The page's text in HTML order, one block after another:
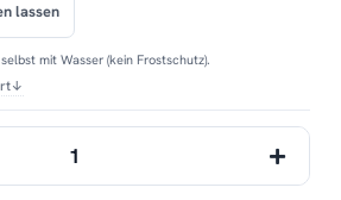
lassen
mit Wasser (kein Frostschutz).
↓